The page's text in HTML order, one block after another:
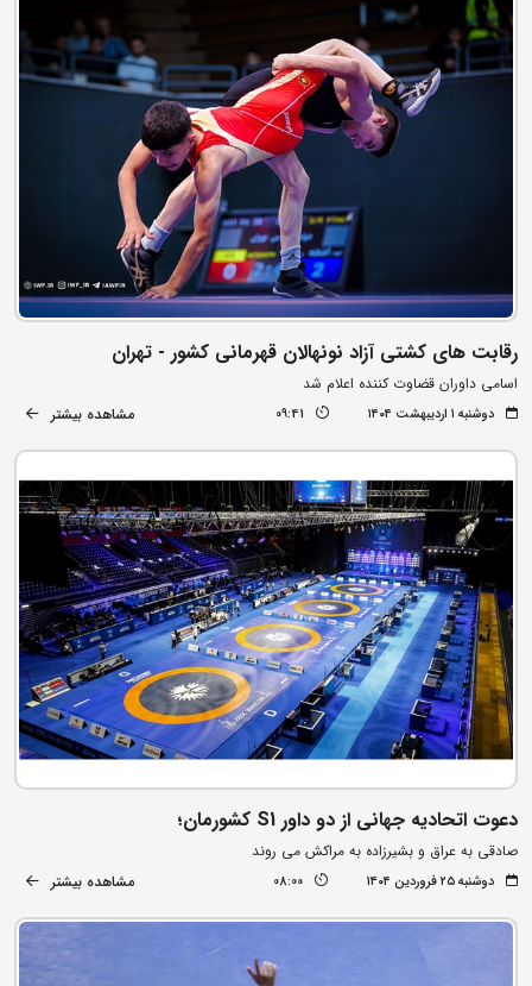
رقابت های کشتی آزاد نونهالان قهرمانی کشور - تهران
اسامی داوران قضاوت کننده اعلام شد
دوشنبه ۱ اردیبهشت ۱۴۰۴ 09:41 مشاهده بیشتر
دعوت اتحادیه جهانی از دو داور S1 کشورمان؛
صادقی به عراق و بشیرزاده به مراکش می روند
دوشنبه ۲۵ فروردین ۱۴۰۴ 08:00 مشاهده بیشتر